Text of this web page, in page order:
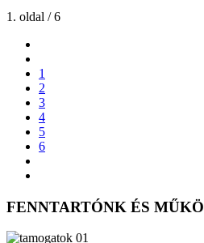
1. oldal / 6
1
2
3
4
5
6
FENNTARTÓNK ÉS